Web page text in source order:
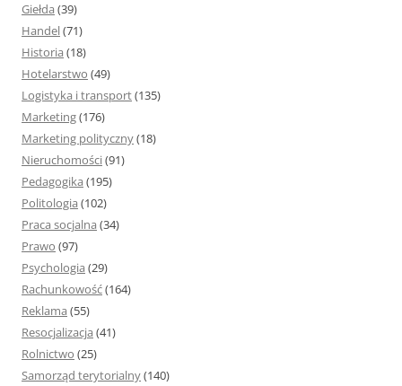
Giełda (39)
Handel(71)
Historia (18)
Hotelarstwo (49)
Logistyka i transport(135)
Marketing(176)
Marketing polityczny(18)
Nieruchomości(91)
Pedagogika (195)
Politologia (102)
Praca socjalna (34)
Prawo (97)
Psychologia (29)
Rachunkowość(164)
Reklama (55)
Resocjalizacja (41)
Rolnictwo (25)
Samorząd terytorialny(140)